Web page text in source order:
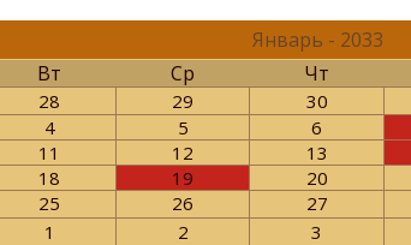
Январь - 2033
Вт Ср Чт
28 29 30
4 5 6
11 12 13
18 19 20
25 26 27
1 2 3